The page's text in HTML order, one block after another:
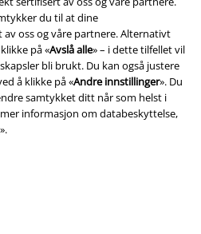
du til at dine
oss og våre partnere. Alternativt
på «Avslå alle» – i dette tilfellet vil
bli brukt. Du kan også justere
å klikke på «Andre innstillinger». Du
samtykket ditt når som helst i
informasjon om databeskyttelse,
».